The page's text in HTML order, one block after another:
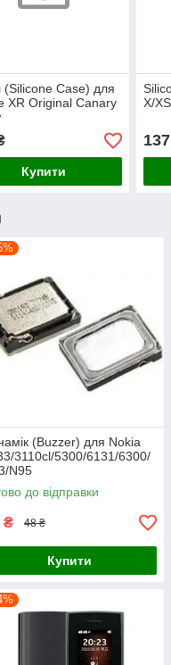
(Silicone Case) для
XR Original Canary
Купити
X/
137
(Buzzer) для Nokia
3110cl/5300/6131/6300/
N95
до відправки
₴ 48 ₴
Купити